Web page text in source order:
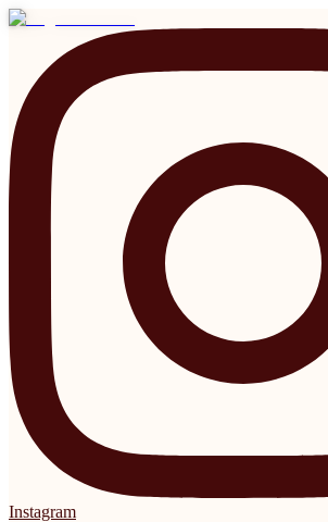
Instagram